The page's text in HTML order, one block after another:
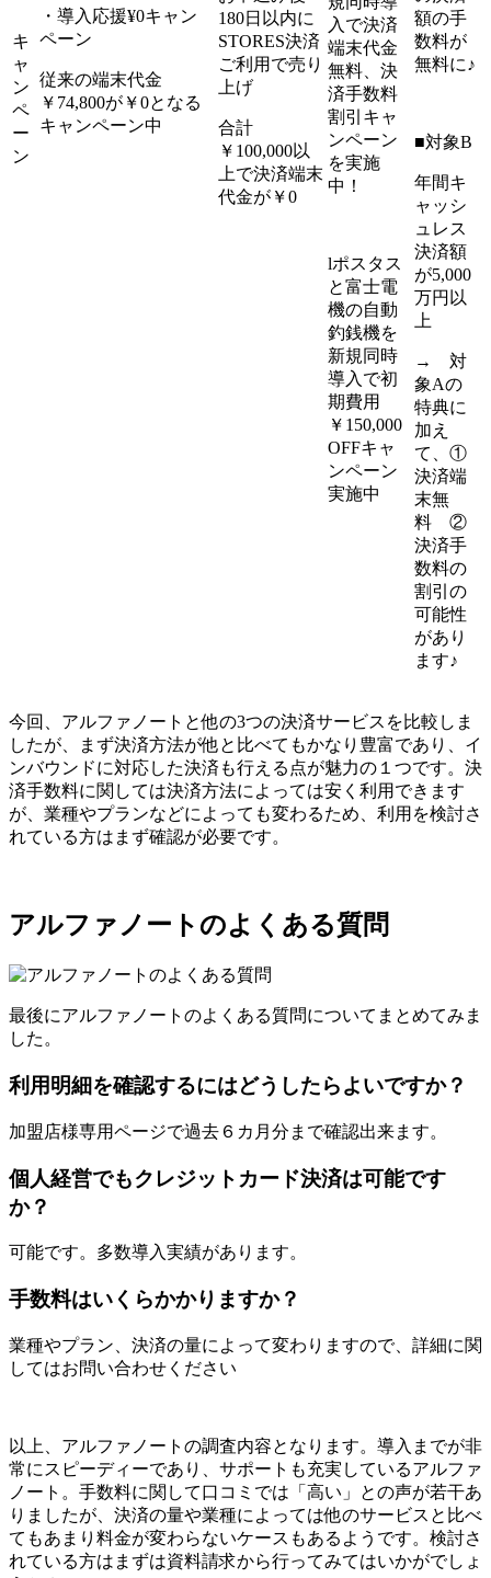
キ
ャ
ン
ペ
ー
ン
・導入応援¥0キャン
ペーン
従来の端末代金
￥74,800が￥0となる
キャンペーン中
180日以内に
STORES決済
ご利用で売り
上げ
合計
￥100,000以
上で決済端末
代金が￥0
入で決済
端末代金
無料、決
済手数料
割引キャ
ンペーン
を実施
中！
lポスタス
と富士電
機の自動
釣銭機を
新規同時
導入で初
期費用
￥150,000
OFFキャ
ンペーン
実施中
額の手
数料が
無料に♪
■対象B
年間キ
ャッシ
ュレス
決済額
が5,000
万円以
上
→ 対
象Aの
特典に
加え
て、①
決済端
末無
料 ②
決済手
数料の
割引の
可能性
があり
ます♪
今回、アルファノートと他の3つの決済サービスを比較しま
したが、まず決済方法が他と比べてもかなり豊富であり、イ
ンバウンドに対応した決済も行える点が魅力の１つです。決
済手数料に関しては決済方法によっては安く利用できます
が、業種やプランなどによっても変わるため、利用を検討さ
れている方はまず確認が必要です。
アルファノートのよくある質問
最後にアルファノートのよくある質問についてまとめてみま
した。
利用明細を確認するにはどうしたらよいですか？
加盟店様専用ページで過去６カ月分まで確認出来ます。
個人経営でもクレジットカード決済は可能です
か？
可能です。多数導入実績があります。
手数料はいくらかかりますか？
業種やプラン、決済の量によって変わりますので、詳細に関
してはお問い合わせください
以上、アルファノートの調査内容となります。導入までが非
常にスピーディーであり、サポートも充実しているアルファ
ノート。手数料に関して口コミでは「高い」との声が若干あ
りましたが、決済の量や業種によっては他のサービスと比べ
てもあまり料金が変わらないケースもあるようです。検討さ
れている方はまずは資料請求から行ってみてはいかがでしょ